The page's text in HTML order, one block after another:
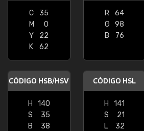
C
35
M
0
Y
22
K
62
R
64
G
98
B
76
CÓDIGO HSB/HSV
H
140
S
35
B
38
CÓDIGO HSL
H
141
S
21
L
32